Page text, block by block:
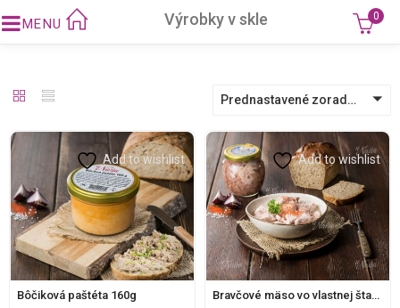
Výrobky v skle 0
Prednastavené zoradenie
Add to wishlist
Bôčiková paštéta 160g
Add to wishlist
Bravčové mäso vo vlastnej štave 500 g